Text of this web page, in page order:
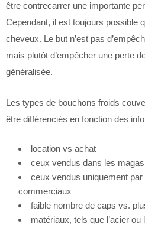
être contrecarrer une importante
Cependant, il est toujours possible
cheveux. Le but n’est pas
mais plutôt d’empêcher une perte
généralisée.
Les types de bouchons froids
être différenciés en fonction des
location vs achat
ceux vendus dans les
ceux vendus uniquement
commerciaux
faible nombre de caps vs.
matériaux, tels que l’acier ou